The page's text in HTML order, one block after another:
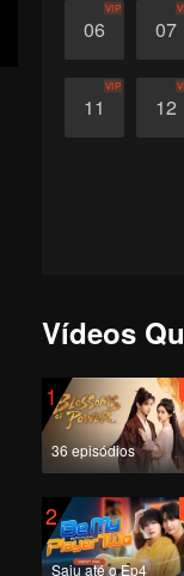
06
VIP
07
11
VIP
12
Vídeos
1
36 episódios
2
Saiu até o Ep4